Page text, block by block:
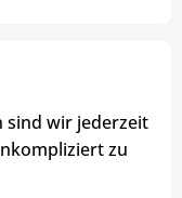
sind wir jederzeit
zu